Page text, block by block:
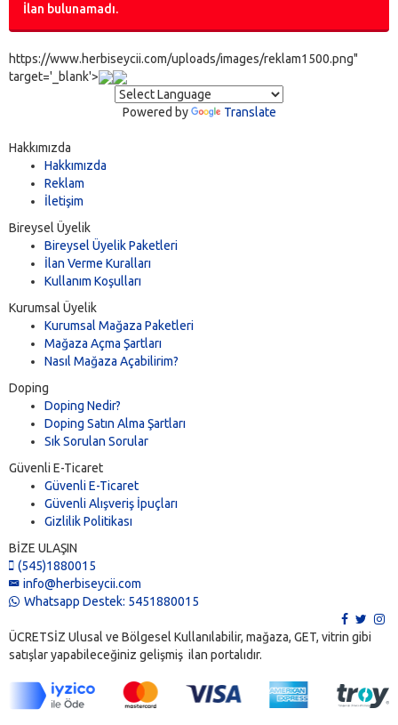
İlan bulunamadı.
https://www.herbiseycii.com/uploads/images/reklam1500.png"
target='_blank'>
Powered by Translate
Hakkımızda
Hakkımızda
Reklam
İletişim
Bireysel Üyelik
Bireysel Üyelik Paketleri
İlan Verme Kuralları
Kullanım Koşulları
Kurumsal Üyelik
Kurumsal Mağaza Paketleri
Mağaza Açma Şartları
Nasıl Mağaza Açabilirim?
Doping
Doping Nedir?
Doping Satın Alma Şartları
Sık Sorulan Sorular
Güvenli E-Ticaret
Güvenli E-Ticaret
Güvenli Alışveriş İpuçları
Gizlilik Politikası
BİZE ULAŞIN
(545)1880015
info@herbiseycii.com
Whatsapp Destek: 5451880015
ÜCRETSİZ Ulusal ve Bölgesel Kullanılabilir, mağaza, GET, vitrin gibi
satışlar yapabileceğiniz gelişmiş ilan portalıdır.